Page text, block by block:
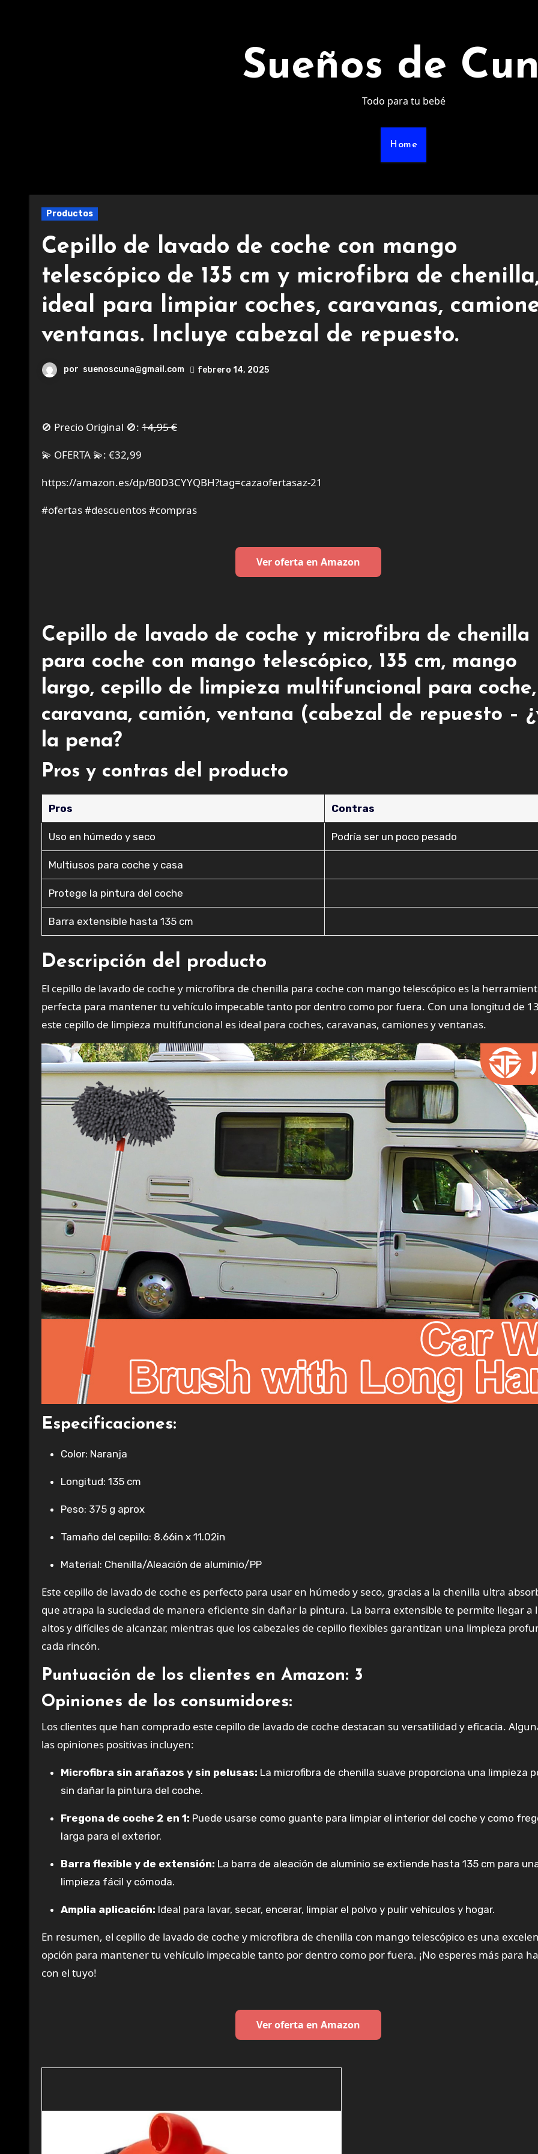
Sueños de
Todo para tu bebé
Home
Productos
Cepillo de lavado de coche con mango
telescópico de 135 cm y microfibra de
ideal para limpiar coches, caravanas,
ventanas. Incluye cabezal de repuesto.
por suenoscuna@gmail.com febrero 14, 2025
🚫 Precio Original 🚫: 14,95 €
💫 OFERTA 💫: €32,99
https://amazon.es/dp/B0D3CYYQBH?tag=cazaofertasaz-21
#ofertas #descuentos #compras
Ver oferta en Amazon
Cepillo de lavado de coche y microfibra de chenilla
para coche con mango telescópico, 135 cm, mango
largo, cepillo de limpieza multifuncional para coche,
caravana, camión, ventana (cabezal de repuesto –
la pena?
Pros y contras del producto
Pros Contras
Uso en húmedo y seco Podría ser un poco pesado
Multiusos para coche y casa
Protege la pintura del coche
Barra extensible hasta 135 cm
Descripción del producto
El cepillo de lavado de coche y microfibra de chenilla para coche con mango telescópico es la
perfecta para mantener tu vehículo impecable tanto por dentro como por fuera. Con una longitud de
este cepillo de limpieza multifuncional es ideal para coches, caravanas, camiones y ventanas.
Especificaciones:
Color: Naranja
Longitud: 135 cm
Peso: 375 g aprox
Tamaño del cepillo: 8.66in x 11.02in
Material: Chenilla/Aleación de aluminio/PP
Este cepillo de lavado de coche es perfecto para usar en húmedo y seco, gracias a la chenilla ultra
que atrapa la suciedad de manera eficiente sin dañar la pintura. La barra extensible te permite llegar a
altos y difíciles de alcanzar, mientras que los cabezales de cepillo flexibles garantizan una limpieza
cada rincón.
Puntuación de los clientes en Amazon: 3
Opiniones de los consumidores:
Los clientes que han comprado este cepillo de lavado de coche destacan su versatilidad y eficacia.
las opiniones positivas incluyen:
Microfibra sin arañazos y sin pelusas: La microfibra de chenilla suave proporciona una limpieza
sin dañar la pintura del coche.
Fregona de coche 2 en 1: Puede usarse como guante para limpiar el interior del coche y como
larga para el exterior.
Barra flexible y de extensión: La barra de aleación de aluminio se extiende hasta 135 cm para
limpieza fácil y cómoda.
Amplia aplicación: Ideal para lavar, secar, encerar, limpiar el polvo y pulir vehículos y hogar.
En resumen, el cepillo de lavado de coche y microfibra de chenilla con mango telescópico es una
opción para mantener tu vehículo impecable tanto por dentro como por fuera. ¡No esperes más para
con el tuyo!
Ver oferta en Amazon